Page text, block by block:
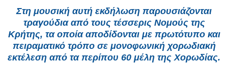
Στη μουσική αυτή εκδήλωση παρουσιάζονται
τραγούδια από τους τέσσερις Νομούς της
Κρήτης, τα οποία αποδίδονται με πρωτότυπο και
πειραματικό τρόπο σε μονοφωνική χορωδιακή
εκτέλεση από τα περίπου 60 μέλη της Χορωδίας.